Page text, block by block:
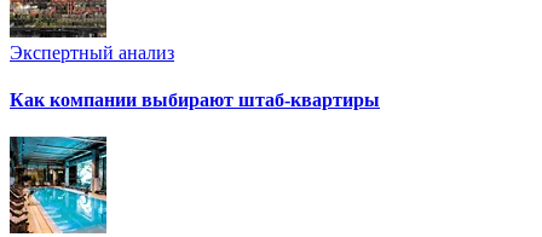
Экспертный анализ
Как компании выбирают штаб-квартиры